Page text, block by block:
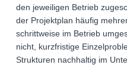
den jeweiligen Betrieb
der Projektplan häufig
schrittweise im Betrieb
nicht, kurzfristige
Strukturen nachhaltig im